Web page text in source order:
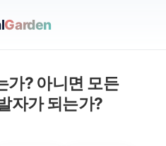
Garden
가? 아니면 모든
자가 되는가?